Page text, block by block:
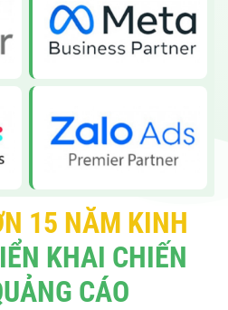
15 NĂM KINH
KHAI CHIẾN
CÁO